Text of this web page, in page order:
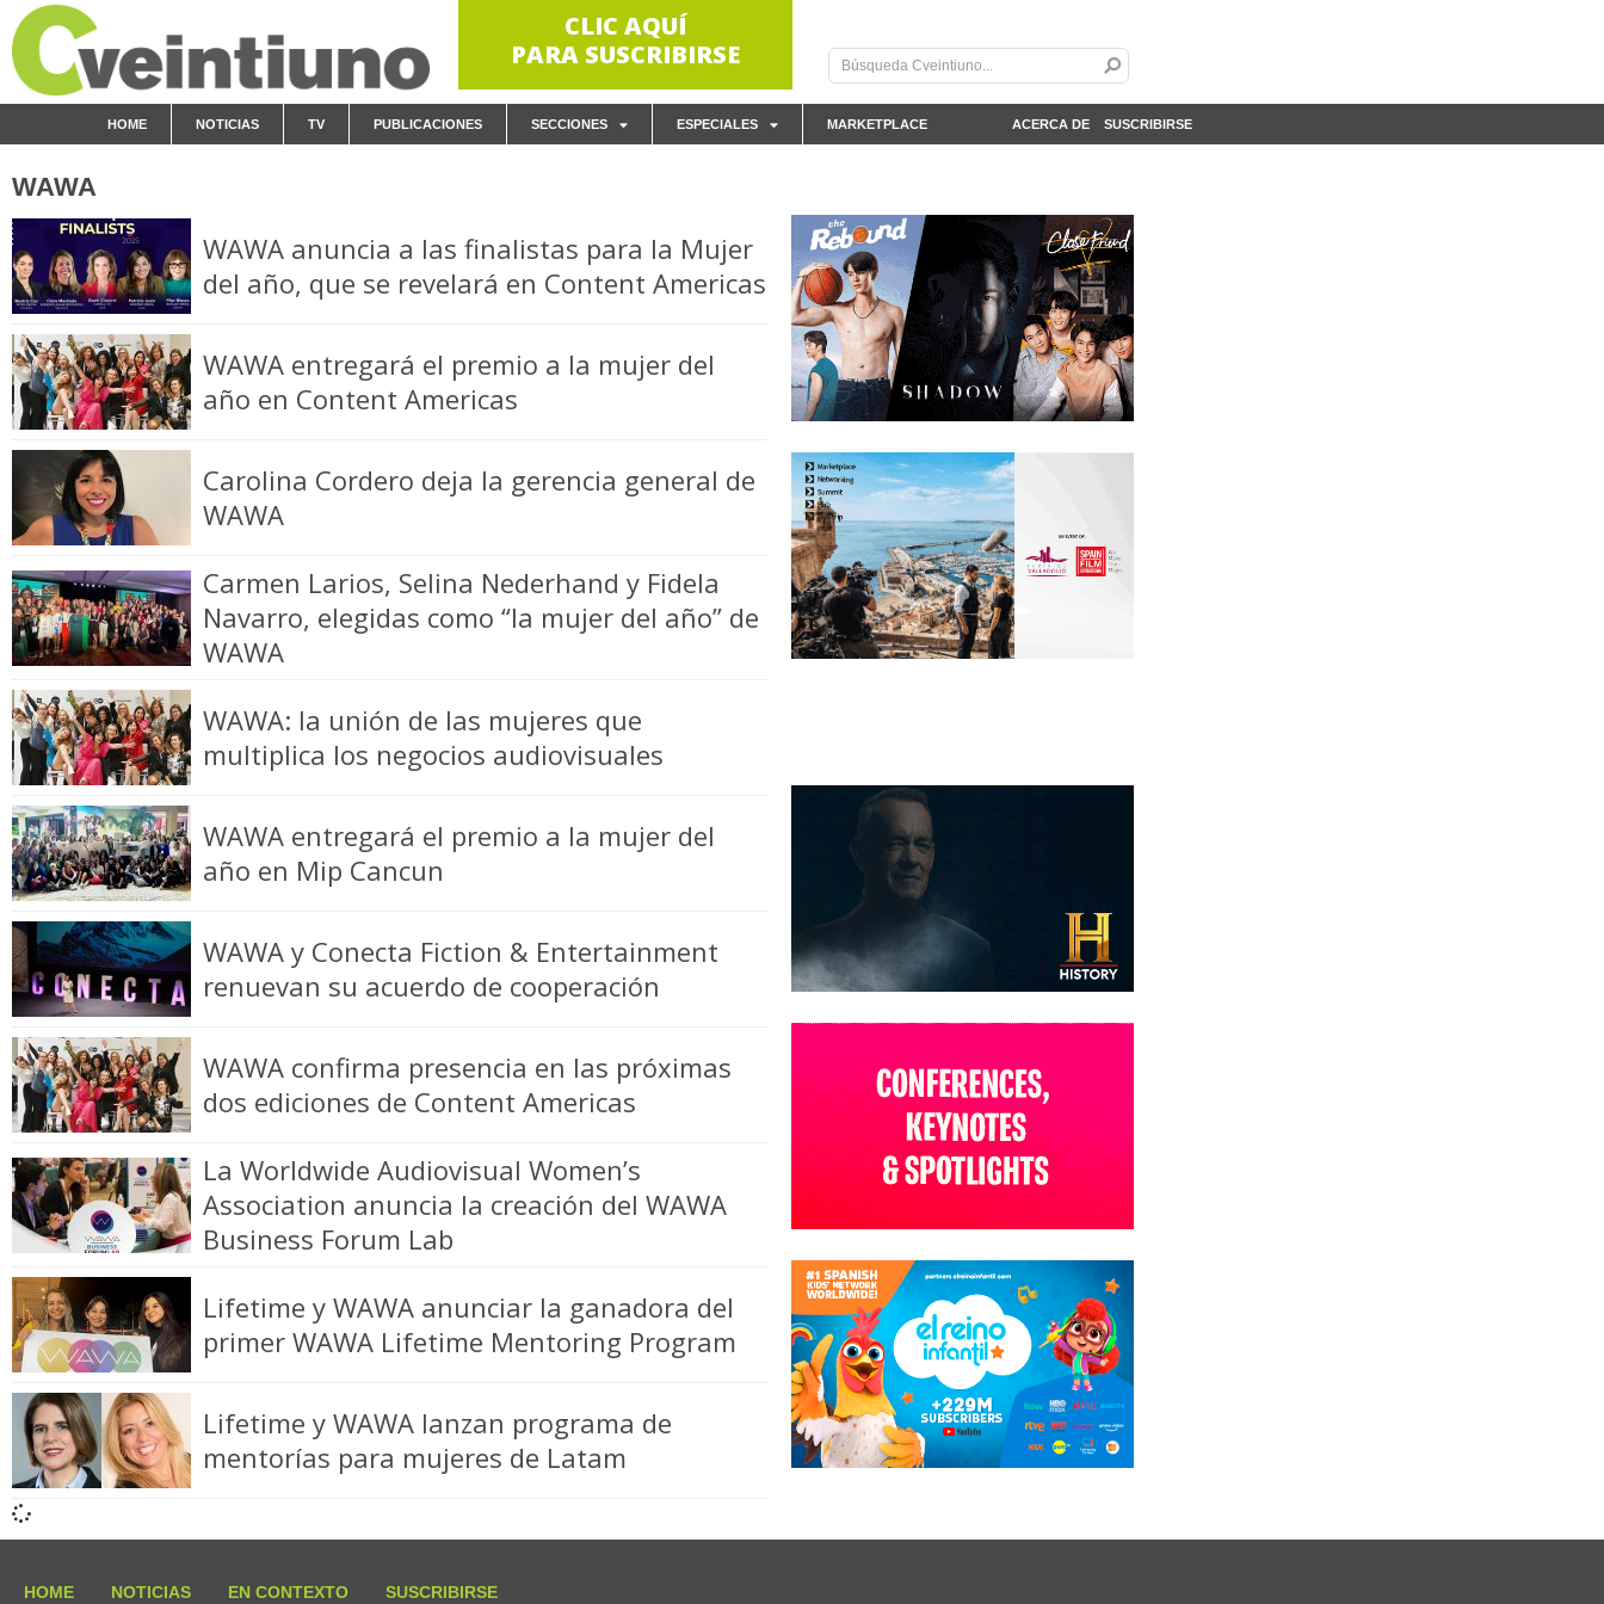
CLIC AQUÍ
PARA SUSCRIBIRSE
ACERCA DE
HOME NOTICIAS TV PUBLICACIONES SECCIONES ESPECIALES MARKETPLACE SUSCRIBIRSE
WAWA
WAWA anuncia a las finalistas para la Mujer
del año, que se revelará en Content Americas
WAWA entregará el premio a la mujer del
año en Content Americas
Carolina Cordero deja la gerencia general de
WAWA
Carmen Larios, Selina Nederhand y Fidela
Navarro, elegidas como “la mujer del año” de
WAWA
WAWA: la unión de las mujeres que
multiplica los negocios audiovisuales
WAWA entregará el premio a la mujer del
año en Mip Cancun
WAWA y Conecta Fiction & Entertainment
renuevan su acuerdo de cooperación
WAWA confirma presencia en las próximas
dos ediciones de Content Americas
La Worldwide Audiovisual Women’s
Association anuncia la creación del WAWA
Business Forum Lab
Lifetime y WAWA anunciar la ganadora del
primer WAWA Lifetime Mentoring Program
Lifetime y WAWA lanzan programa de
mentorías para mujeres de Latam
HOME NOTICIAS EN CONTEXTO SUSCRIBIRSE